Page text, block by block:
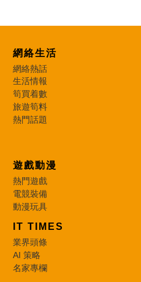
網絡生活
網絡熱話
生活情報
筍買着數
旅遊筍料
熱門話題
遊戲動漫
熱門遊戲
電競裝備
動漫玩具
IT TIMES
業界頭條
AI 策略
名家專欄